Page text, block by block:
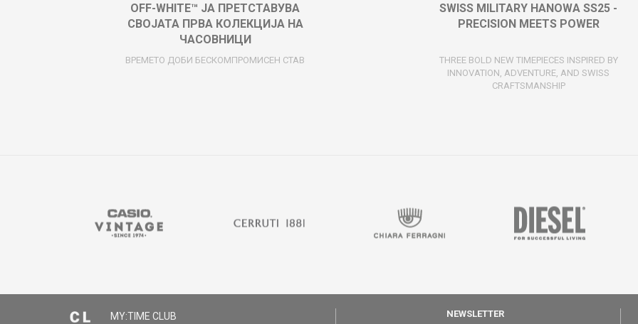
OFF-WHITE™ ЈА ПРЕТСТАВУВА
СВОЈАТА ПРВА КОЛЕКЦИЈА НА
ЧАСОВНИЦИ
ВРЕМЕТО ДОБИ БЕСКОМПРОМИСЕН СТАВ
SWISS MILITARY HANOWA SS25 -
PRECISION MEETS POWER
THREE BOLD NEW TIMEPIECES INSPIRED BY
INNOVATION, ADVENTURE, AND SWISS
CRAFTSMANSHIP
MY:TIME CLUB
NEWSLETTER